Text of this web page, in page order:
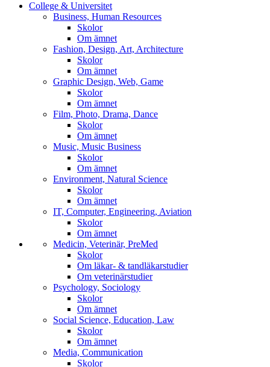
College & Universitet
Business, Human Resources
Skolor
Om ämnet
Fashion, Design, Art, Architecture
Skolor
Om ämnet
Graphic Design, Web, Game
Skolor
Om ämnet
Film, Photo, Drama, Dance
Skolor
Om ämnet
Music, Music Business
Skolor
Om ämnet
Environment, Natural Science
Skolor
Om ämnet
IT, Computer, Engineering, Aviation
Skolor
Om ämnet
Medicin, Veterinär, PreMed
Skolor
Om läkar- & tandläkarstudier
Om veterinärstudier
Psychology, Sociology
Skolor
Om ämnet
Social Science, Education, Law
Skolor
Om ämnet
Media, Communication
Skolor